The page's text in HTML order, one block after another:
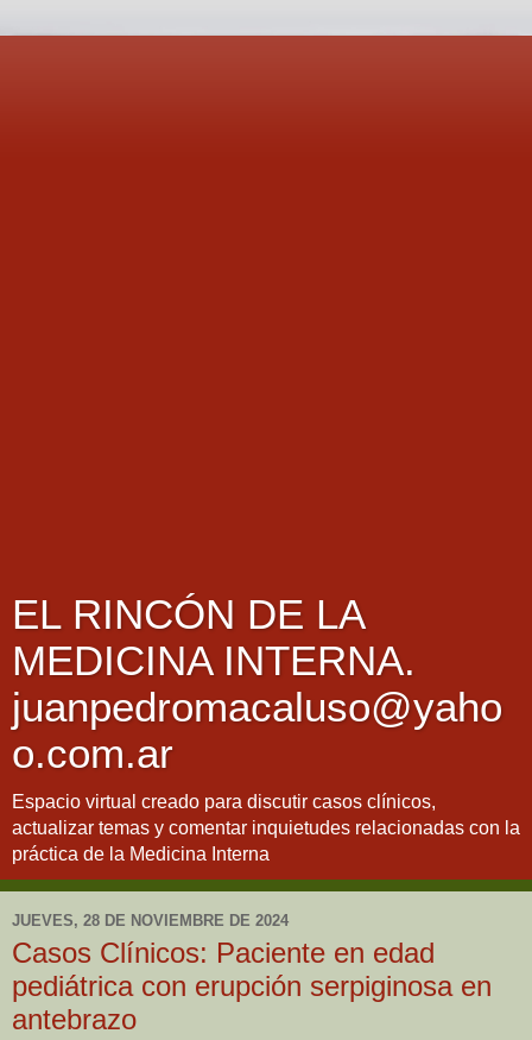
EL RINCÓN DE LA
MEDICINA INTERNA.
juanpedromacaluso@yaho
o.com.ar
Espacio virtual creado para discutir casos clínicos,
actualizar temas y comentar inquietudes relacionadas con la
práctica de la Medicina Interna
JUEVES, 28 DE NOVIEMBRE DE 2024
Casos Clínicos: Paciente en edad
pediátrica con erupción serpiginosa en
antebrazo